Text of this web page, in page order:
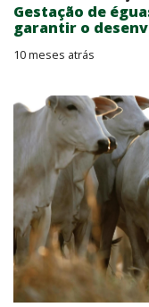
Gestação de
garantir o
10 meses atrás